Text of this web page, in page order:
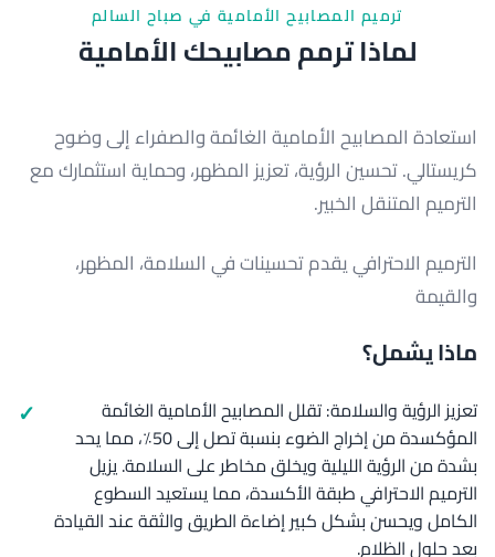
ترميم المصابيح الأمامية في صباح السالم
لماذا ترمم مصابيحك الأمامية
استعادة المصابيح الأمامية الغائمة والصفراء إلى وضوح
كريستالي. تحسين الرؤية، تعزيز المظهر، وحماية استثمارك مع
الترميم المتنقل الخبير.
الترميم الاحترافي يقدم تحسينات في السلامة، المظهر،
والقيمة
ماذا يشمل؟
تعزيز الرؤية والسلامة: تقلل المصابيح الأمامية الغائمة
المؤكسدة من إخراج الضوء بنسبة تصل إلى 50٪، مما يحد
بشدة من الرؤية الليلية ويخلق مخاطر على السلامة. يزيل
الترميم الاحترافي طبقة الأكسدة، مما يستعيد السطوع
الكامل ويحسن بشكل كبير إضاءة الطريق والثقة عند القيادة
بعد حلول الظلام.